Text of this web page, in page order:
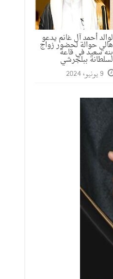
أحمد آل غانم يدعو
حوالة لحضور زواج
سعيد في قاعة
ببلجرشي
9 يونيو، 2024